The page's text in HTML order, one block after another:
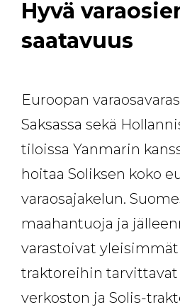
Hyvä
saatavuus
Euroopan
Saksassa sekä
tiloissa Yanmarin
hoitaa Soliksen koko
varaosajakelun.
maahantuoja ja
varastoivat yleisimmät
traktoreihin tarvittavat
verkoston ja Solis-